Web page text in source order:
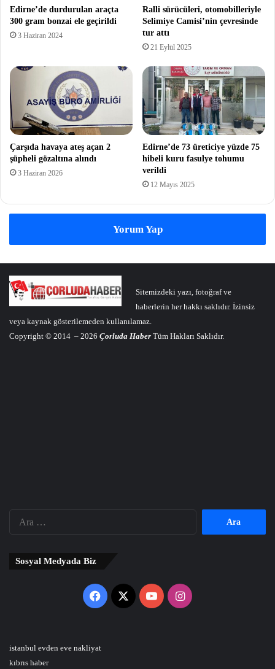
Edirne’de durdurulan araçta
300 gram bonzai ele geçirildi
3 Haziran 2024
Ralli sürücüleri, otomobilleriyle
Selimiye Camisi’nin çevresinde
tur attı
21 Eylül 2025
Çarşıda havaya ateş açan 2
şüpheli gözaltına alındı
3 Haziran 2026
Edirne’de 73 üreticiye yüzde 75
hibeli kuru fasulye tohumu
verildi
12 Mayıs 2025
Yorum Yap
Sitemizdeki yazı, fotoğraf ve
haberlerin her hakkı saklıdır. İzinsiz
veya kaynak gösterilemeden kullanılamaz.
Copyright © 2014 – 2026 Çorluda Haber Tüm Hakları Saklıdır.
Sosyal Medyada Biz
Facebook
X YouTubeInstagram
istanbul evden eve nakliyat
kıbrıs haber